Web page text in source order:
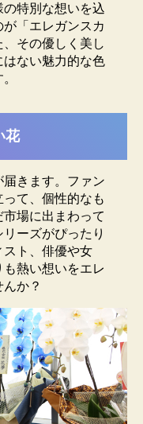
いが違って見えま
ので、あらかじめ
り具合や環境によ
みいただければ
特別な想いを込
「エレガンスカ
その優しく美し
ない魅力的な色
花
きます。ファン
て、個性的なも
場に出まわって
ーズがぴったり
スト、俳優や女
熱い想いをエレ
か？